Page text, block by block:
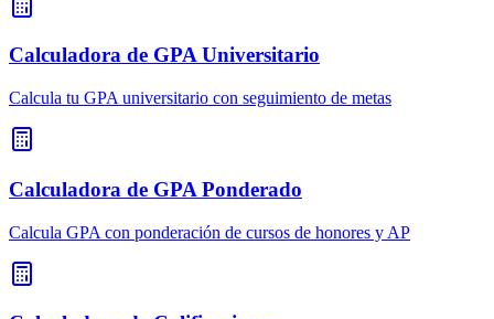
Calculadora de GPA Universitario
Calcula tu GPA universitario con seguimiento de metas
Calculadora de GPA Ponderado
Calcula GPA con ponderación de cursos de honores y AP